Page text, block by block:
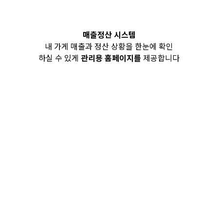
매출정산 시스템
내 가게 매출과 정산 상황을 한눈에 확인
하실 수 있게 관리용 홈페이지를 제공합니다